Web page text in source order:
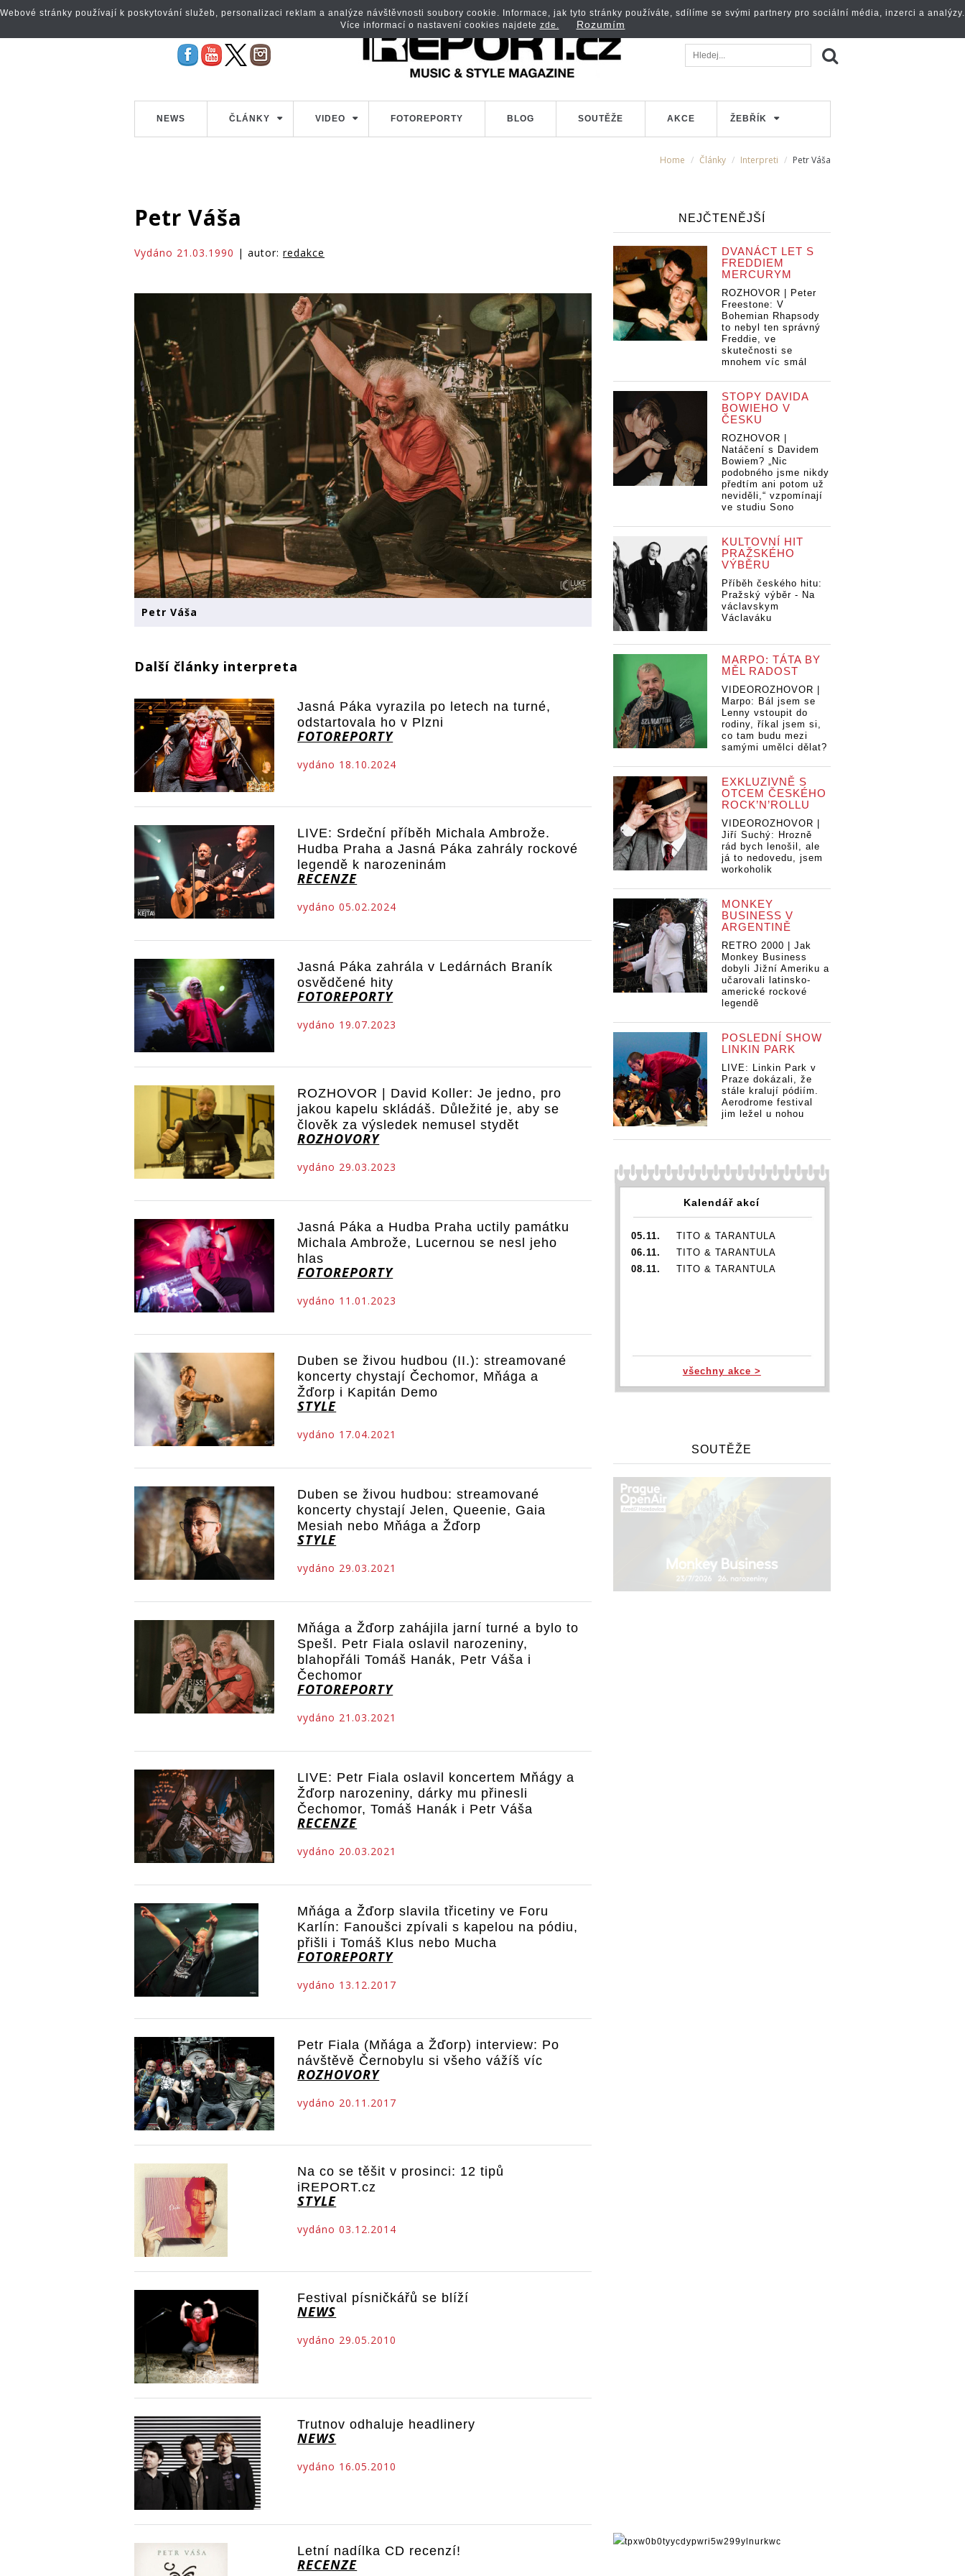
NEWS ČLÁNKY VIDEO FOTOREPORTY BLOG SOUTĚŽE AKCE ŽEBŘÍK
Home Články Interpreti Petr Váša
Petr Váša
Vydáno 21.03.1990 | autor: redakce
Petr Váša
Další články interpreta
Jasná Páka vyrazila po letech na turné,
odstartovala ho v Plzni
FOTOREPORTY
vydáno 18.10.2024
LIVE: Srdeční příběh Michala Ambrože.
Hudba Praha a Jasná Páka zahrály rockové
legendě k narozeninám
RECENZE
vydáno 05.02.2024
Jasná Páka zahrála v Ledárnách Braník
osvědčené hity
FOTOREPORTY
vydáno 19.07.2023
ROZHOVOR | David Koller: Je jedno, pro
jakou kapelu skládáš. Důležité je, aby se
člověk za výsledek nemusel stydět
ROZHOVORY
vydáno 29.03.2023
Jasná Páka a Hudba Praha uctily památku
Michala Ambrože, Lucernou se nesl jeho
hlas
FOTOREPORTY
vydáno 11.01.2023
Duben se živou hudbou (II.): streamované
koncerty chystají Čechomor, Mňága a
Žďorp i Kapitán Demo
STYLE
vydáno 17.04.2021
Duben se živou hudbou: streamované
koncerty chystají Jelen, Queenie, Gaia
Mesiah nebo Mňága a Žďorp
STYLE
vydáno 29.03.2021
Mňága a Žďorp zahájila jarní turné a bylo to
Spešl. Petr Fiala oslavil narozeniny,
blahopřáli Tomáš Hanák, Petr Váša i
Čechomor
FOTOREPORTY
vydáno 21.03.2021
LIVE: Petr Fiala oslavil koncertem Mňágy a
Žďorp narozeniny, dárky mu přinesli
Čechomor, Tomáš Hanák i Petr Váša
RECENZE
vydáno 20.03.2021
Mňága a Žďorp slavila třicetiny ve Foru
Karlín: Fanoušci zpívali s kapelou na pódiu,
přišli i Tomáš Klus nebo Mucha
FOTOREPORTY
vydáno 13.12.2017
Petr Fiala (Mňága a Žďorp) interview: Po
návštěvě Černobylu si všeho vážíš víc
ROZHOVORY
vydáno 20.11.2017
Na co se těšit v prosinci: 12 tipů
iREPORT.cz
STYLE
vydáno 03.12.2014
Festival písničkářů se blíží
NEWS
vydáno 29.05.2010
Trutnov odhaluje headlinery
NEWS
vydáno 16.05.2010
Letní nadílka CD recenzí!
RECENZE
NEJČTENĚJŠÍ
DVANÁCT LET S
FREDDIEM
MERCURYM
ROZHOVOR | Peter
Freestone: V
Bohemian Rhapsody
to nebyl ten správný
Freddie, ve
skutečnosti se
mnohem víc smál
STOPY DAVIDA
BOWIEHO V
ČESKU
ROZHOVOR |
Natáčení s Davidem
Bowiem? „Nic
podobného jsme nikdy
předtím ani potom už
neviděli,“ vzpomínají
ve studiu Sono
KULTOVNÍ HIT
PRAŽSKÉHO
VÝBĚRU
Příběh českého hitu:
Pražský výběr - Na
václavskym
Václaváku
MARPO: TÁTA BY
MĚL RADOST
VIDEOROZHOVOR |
Marpo: Bál jsem se
Lenny vstoupit do
rodiny, říkal jsem si,
co tam budu mezi
samými umělci dělat?
EXKLUZIVNĚ S
OTCEM ČESKÉHO
ROCK’N’ROLLU
VIDEOROZHOVOR |
Jiří Suchý: Hrozně
rád bych lenošil, ale
já to nedovedu, jsem
workoholik
MONKEY
BUSINESS V
ARGENTINĚ
RETRO 2000 | Jak
Monkey Business
dobyli Jižní Ameriku a
učarovali latinsko-
americké rockové
legendě
POSLEDNÍ SHOW
LINKIN PARK
LIVE: Linkin Park v
Praze dokázali, že
stále kralují pódiím.
Aerodrome festival
jim ležel u nohou
Kalendář akcí
05.11.
TITO & TARANTULA
06.11.
TITO & TARANTULA
08.11.
TITO & TARANTULA
všechny akce >
SOUTĚŽE
Webové stránky používají k poskytování služeb, personalizaci reklam a analýze návštěvnosti soubory cookie. Informace, jak tyto stránky používáte, sdílíme se svými partnery pro sociální média, inzerci a analýzy.
Více informací o nastavení cookies najdete zde. Rozumím